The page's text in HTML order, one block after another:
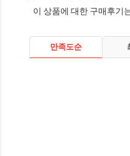
이 상품에 대한 구매후기
만족도순